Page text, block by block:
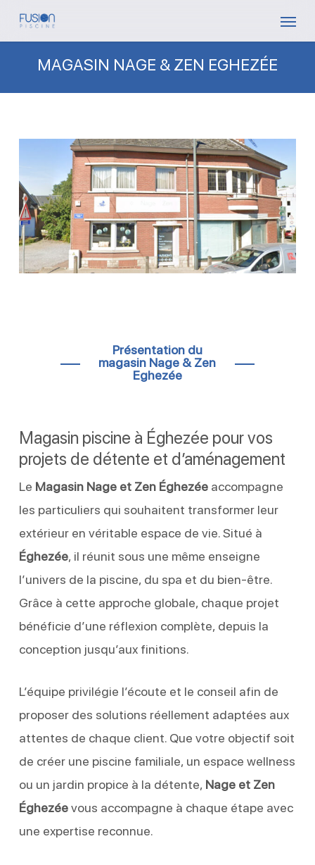
Skip
MAGASIN NAGE & ZEN EGHEZÉE
Présentation du
magasin Nage & Zen
Eghezée
Magasin piscine à Éghezée pour vos
projets de détente et d’aménagement
Le Magasin Nage et Zen Éghezéeaccompagne
les particuliers qui souhaitent transformer leur
extérieur en véritable espace de vie. Situé à
Éghezée, il réunit sous une même enseigne
l’univers de la piscine, du spa et du bien-être.
Grâce à cette approche globale, chaque projet
bénéficie d’une réflexion complète, depuis la
conception jusqu’aux finitions.
L’équipe privilégie l’écoute et le conseil afin de
proposer des solutions réellement adaptées aux
attentes de chaque client. Que votre objectif soit
de créer une piscine familiale, un espace wellness
ou un jardin propice à la détente, Nage et Zen
Éghezéevous accompagne à chaque étape avec
une expertise reconnue.